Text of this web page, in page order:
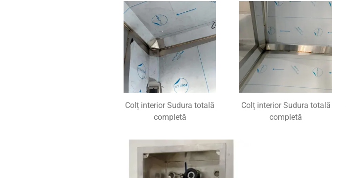
Colț interior Sudura totală
completă
Colț interior Sudura totală
completă